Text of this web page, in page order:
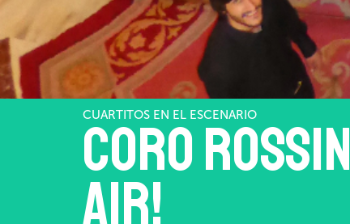
CUARTITOS EN EL ESCENARIO
Coro
air!